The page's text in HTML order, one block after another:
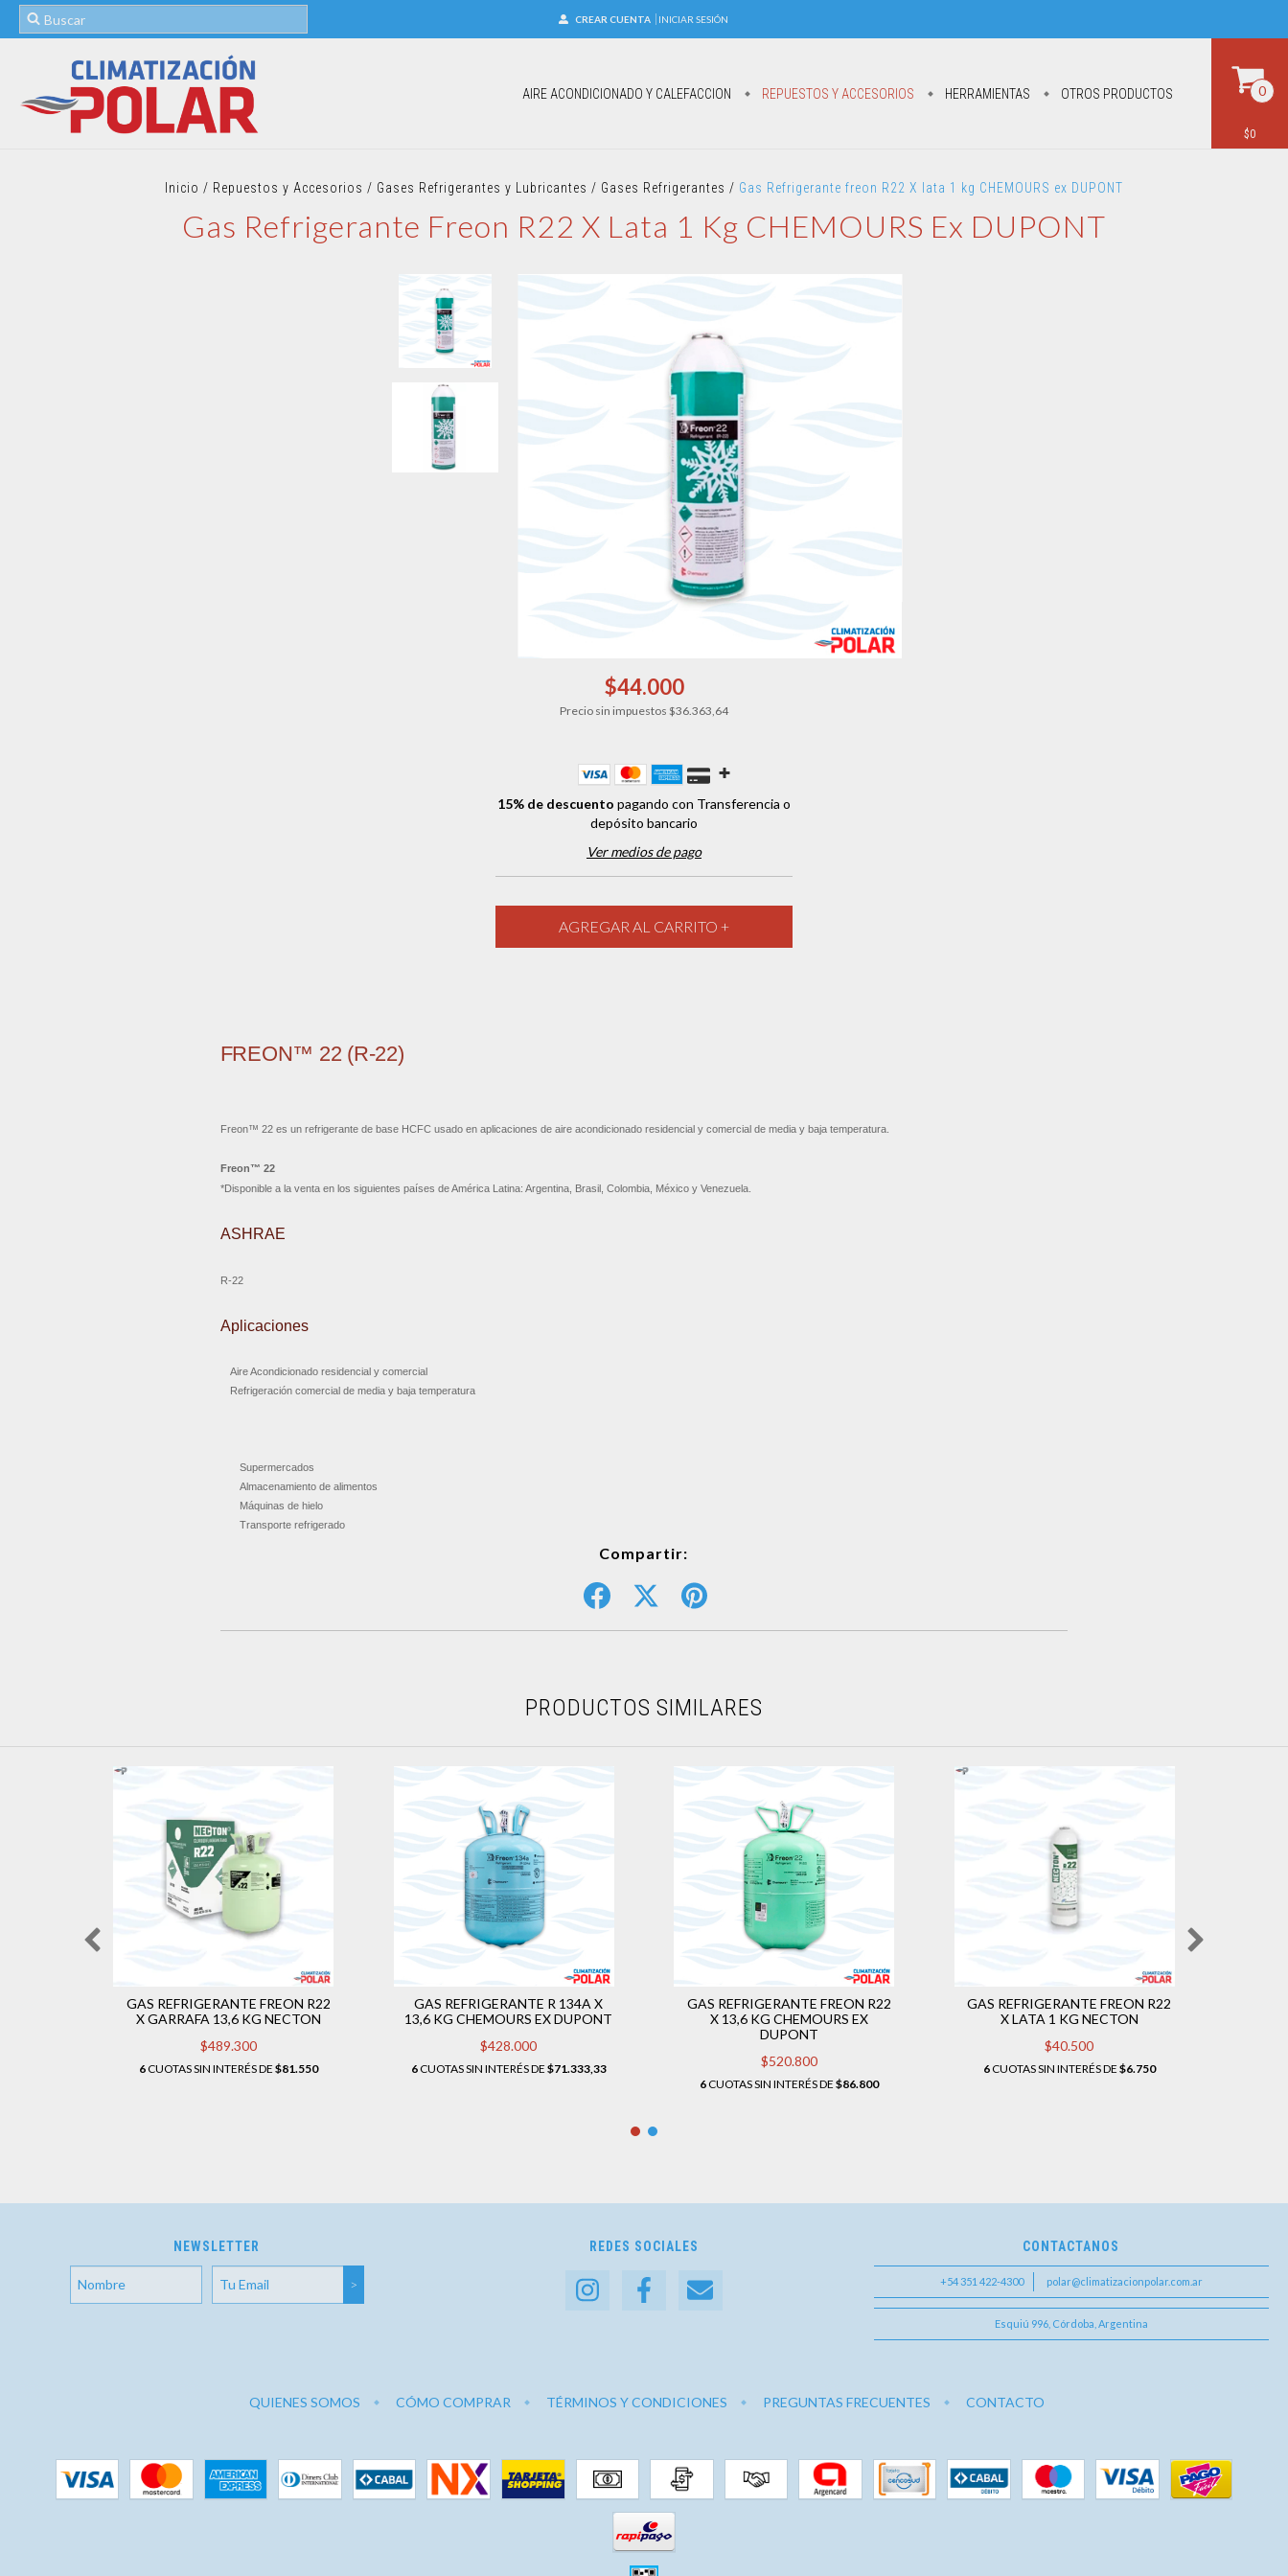
CREAR CUENTA INICIAR SESIÓN
AIRE ACONDICIONADO Y CALEFACCION REPUESTOS Y ACCESORIOS HERRAMIENTAS OTROS PRODUCTOS 0
$0
Inicio / Repuestos y Accesorios / Gases Refrigerantes y Lubricantes / Gases Refrigerantes / Gas Refrigerante freon R22 X lata 1 kg CHEMOURS ex DUPONT
Gas Refrigerante Freon R22 X Lata 1 Kg CHEMOURS Ex DUPONT
$44.000
Precio sin impuestos $36.363,64
15% de descuento pagando con Transferencia o
depósito bancario
Ver medios de pago
FREON™ 22 (R-22)
Freon™ 22 es un refrigerante de base HCFC usado en aplicaciones de aire acondicionado residencial y comercial de media y baja temperatura.
Freon™ 22
*Disponible a la venta en los siguientes países de América Latina: Argentina, Brasil, Colombia, México y Venezuela.
ASHRAE
R-22
Aplicaciones
Aire Acondicionado residencial y comercial
Refrigeración comercial de media y baja temperatura
Supermercados
Almacenamiento de alimentos
Máquinas de hielo
Transporte refrigerado
Compartir:
PRODUCTOS SIMILARES
GAS REFRIGERANTE FREON R22
X GARRAFA 13,6 KG NECTON
$489.300
6CUOTAS SIN INTERÉS DE $81.550
GAS REFRIGERANTE R 134A X
13,6 KG CHEMOURS EX DUPONT
$428.000
6CUOTAS SIN INTERÉS DE $71.333,33
GAS REFRIGERANTE FREON R22
X 13,6 KG CHEMOURS EX
DUPONT
$520.800
6CUOTAS SIN INTERÉS DE $86.800
GAS REFRIGERANTE FREON R22
X LATA 1 KG NECTON
$40.500
6CUOTAS SIN INTERÉS DE $6.750
NEWSLETTER REDES SOCIALES CONTACTANOS
+54 351 422-4300 polar@climatizacionpolar.com.ar
Esquiú 996, Córdoba, Argentina
QUIENES SOMOS CÓMO COMPRAR TÉRMINOS Y CONDICIONES PREGUNTAS FRECUENTES CONTACTO